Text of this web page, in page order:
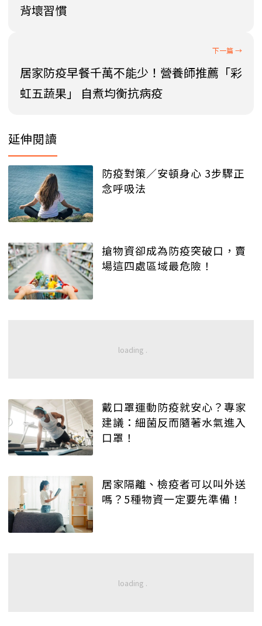
背壞習慣
居家防疫早餐千萬不能少！營養師推薦「彩
虹五蔬果」 自煮均衡抗病疫
延伸閱讀
防疫對策／安頓身心 3步驟正
念呼吸法
搶物資卻成為防疫突破口，賣
場這四處區域最危險！
戴口罩運動防疫就安心？專家
建議：細菌反而隨著水氣進入
口罩！
居家隔離、檢疫者可以叫外送
嗎？5種物資一定要先準備！